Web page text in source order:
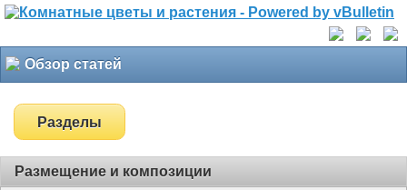
Обзор статей
Разделы
Размещение и композиции